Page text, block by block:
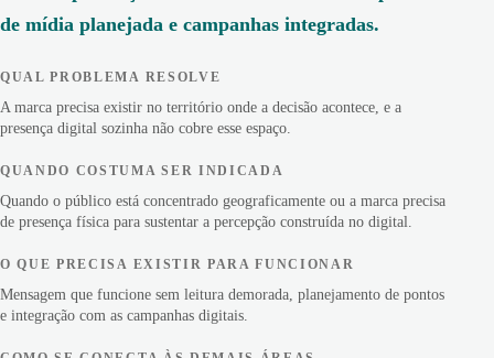
de mídia planejada e campanhas integradas.
QUAL PROBLEMA RESOLVE
A marca precisa existir no território onde a decisão acontece, e a
presença digital sozinha não cobre esse espaço.
QUANDO COSTUMA SER INDICADA
Quando o público está concentrado geograficamente ou a marca precisa
de presença física para sustentar a percepção construída no digital.
O QUE PRECISA EXISTIR PARA FUNCIONAR
Mensagem que funcione sem leitura demorada, planejamento de pontos
e integração com as campanhas digitais.